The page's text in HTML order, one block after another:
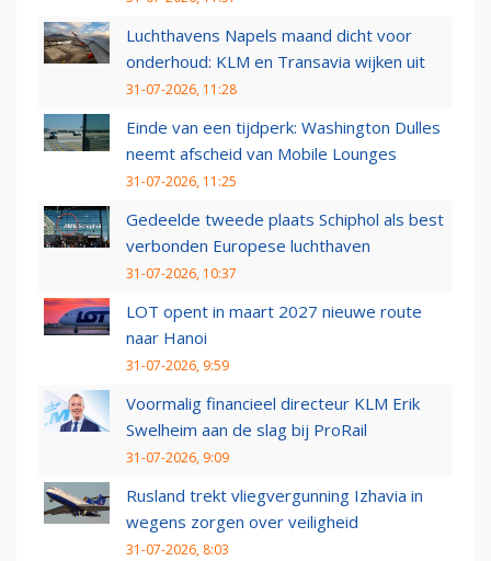
Luchthavens Napels maand dicht voor
onderhoud: KLM en Transavia wijken uit
31-07-2026, 11:28
Einde van een tijdperk: Washington Dulles
neemt afscheid van Mobile Lounges
31-07-2026, 11:25
Gedeelde tweede plaats Schiphol als best
verbonden Europese luchthaven
31-07-2026, 10:37
LOT opent in maart 2027 nieuwe route
naar Hanoi
31-07-2026, 9:59
Voormalig financieel directeur KLM Erik
Swelheim aan de slag bij ProRail
31-07-2026, 9:09
Rusland trekt vliegvergunning Izhavia in
wegens zorgen over veiligheid
31-07-2026, 8:03